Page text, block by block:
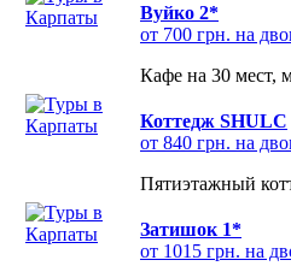
Вуйко 2*
от 700 грн. на
Кафе на 30 мест,
Коттедж SHULC
от 840 грн. на
Пятиэтажный
Затишок 1*
от 1015 грн. на